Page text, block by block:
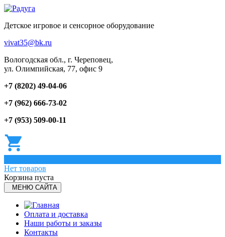
Детское игровое и сенсорное оборудование
vivat35@bk.ru
Вологодская обл., г. Череповец,
ул. Олимпийская, 77, офис 9
+7 (8202) 49-04-06
+7 (962) 666-73-02
+7 (953) 509-00-11
Нет товаров
Корзина пуста
МЕНЮ САЙТА
Оплата и доставка
Наши работы и заказы
Контакты